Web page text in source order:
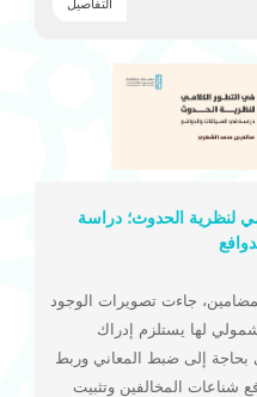
التفاصيل
لنظرية الحدوث؛ دراسة
جاءت تصويرات الوجود
لها يستلزم إدراك
بحاجة إلى ضبط المعاني وربط
شناعات المخالفين وتثبيت